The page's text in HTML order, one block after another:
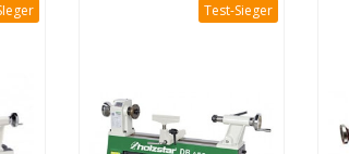
Test-Sieger